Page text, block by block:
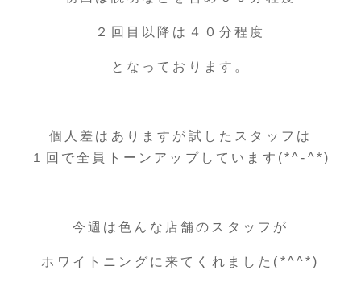
２回目以降は４０分程度
となっております。
個人差はありますが試したスタッフは
１回で全員トーンアップしています(*^-^*)
今週は色んな店舗のスタッフが
ホワイトニングに来てくれました(*^^*)